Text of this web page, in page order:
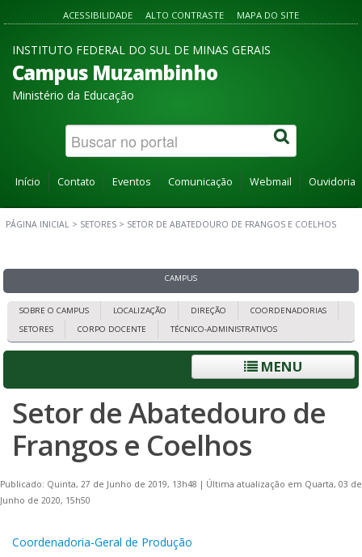
ACESSIBILIDADE ALTO CONTRASTE MAPA DO SITE
INSTITUTO FEDERAL DO SUL DE MINAS GERAIS
Campus Muzambinho
Ministério da Educação
Início Contato Eventos Comunicação Webmail Ouvidoria
PÁGINA INICIAL > SETORES > SETOR DE ABATEDOURO DE FRANGOS E COELHOS
CAMPUS
SOBRE O CAMPUS LOCALIZAÇÃO DIREÇÃO
COORDENADORIAS
SETORES
CORPO DOCENTE TÉCNICO-ADMINISTRATIVOS
MENU
Setor de Abatedouro de
Frangos e Coelhos
Publicado: Quinta, 27 de Junho de 2019, 13h48 | Última atualização em Quarta, 03 de
Junho de 2020, 15h50
Coordenadoria-Geral de Produção